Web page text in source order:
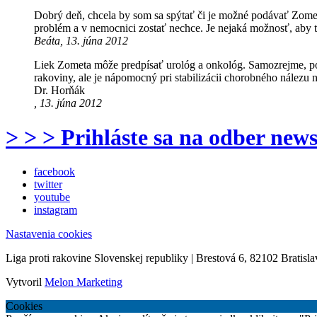
Dobrý deň, chcela by som sa spýtať či je možné podávať
problém a v nemocnici zostať nechce. Je nejaká možnosť,
Beáta, 13. júna 2012
Liek Zometa môže predpísať urológ a onkológ. Samozrejme,
rakoviny, ale je nápomocný pri stabilizácii chorobného
Dr. Horňák
, 13. júna 2012
> > > Prihláste sa na odber
facebook
twitter
youtube
instagram
Nastavenia cookies
Liga proti rakovine Slovenskej republiky | Brestová 6, 82102
Vytvoril Melon Marketing
Cookies